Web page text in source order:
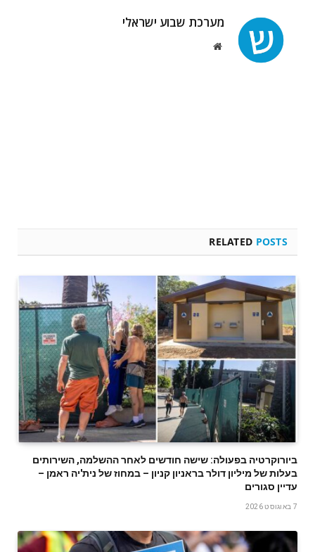
מערכת שבוע ישראלי
Website
RELATED POSTS
ביורוקרטיה בפעולה: שישה חודשים לאחר ההשלמה, השירותים
בעלות של מיליון דולר בראניון קניון – במחוז של נית'יה ראמן –
עדיין סגורים
7 באוגוסט 2026